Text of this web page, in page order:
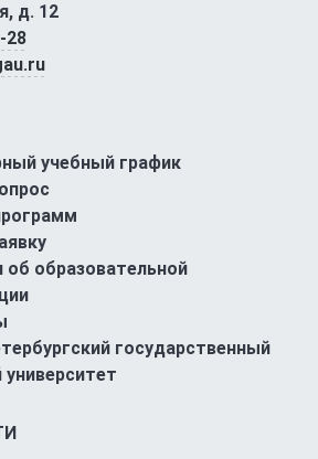
д. 12
28
учебный график
об образовательной
государственный
университет